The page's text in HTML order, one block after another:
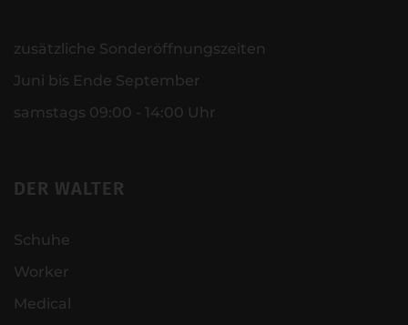
zusätzliche Sonderöffnungszeiten
Juni bis Ende September
samstags 09:00 - 14:00 Uhr
DER WALTER
Schuhe
Worker
Medical